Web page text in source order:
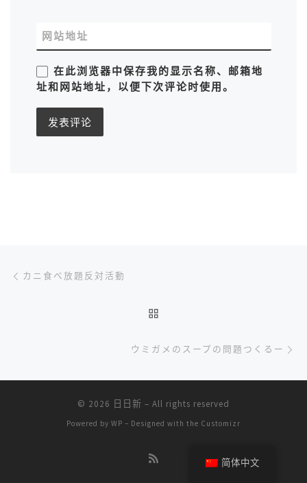
网站地址
在此浏览器中保存我的显示名称、邮箱地
址和网站地址，以便下次评论时使用。
文章导航
カニ食べ放題反対活動
ウミガメのスープの問題つくるー
© 2026 日日新 – All rights reserved
Powered by WP – Designed with the Customizr
简体中文